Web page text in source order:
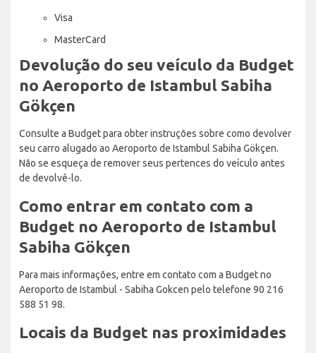
Visa
MasterCard
Devolução do seu veículo da Budget
no Aeroporto de Istambul Sabiha
Gökçen
Consulte a Budget para obter instruções sobre como devolver
seu carro alugado ao Aeroporto de Istambul Sabiha Gökçen.
Não se esqueça de remover seus pertences do veículo antes
de devolvê-lo.
Como entrar em contato com a
Budget no Aeroporto de Istambul
Sabiha Gökçen
Para mais informações, entre em contato com a Budget no
Aeroporto de Istambul - Sabiha Gokcen pelo telefone 90 216
588 51 98.
Locais da Budget nas proximidades